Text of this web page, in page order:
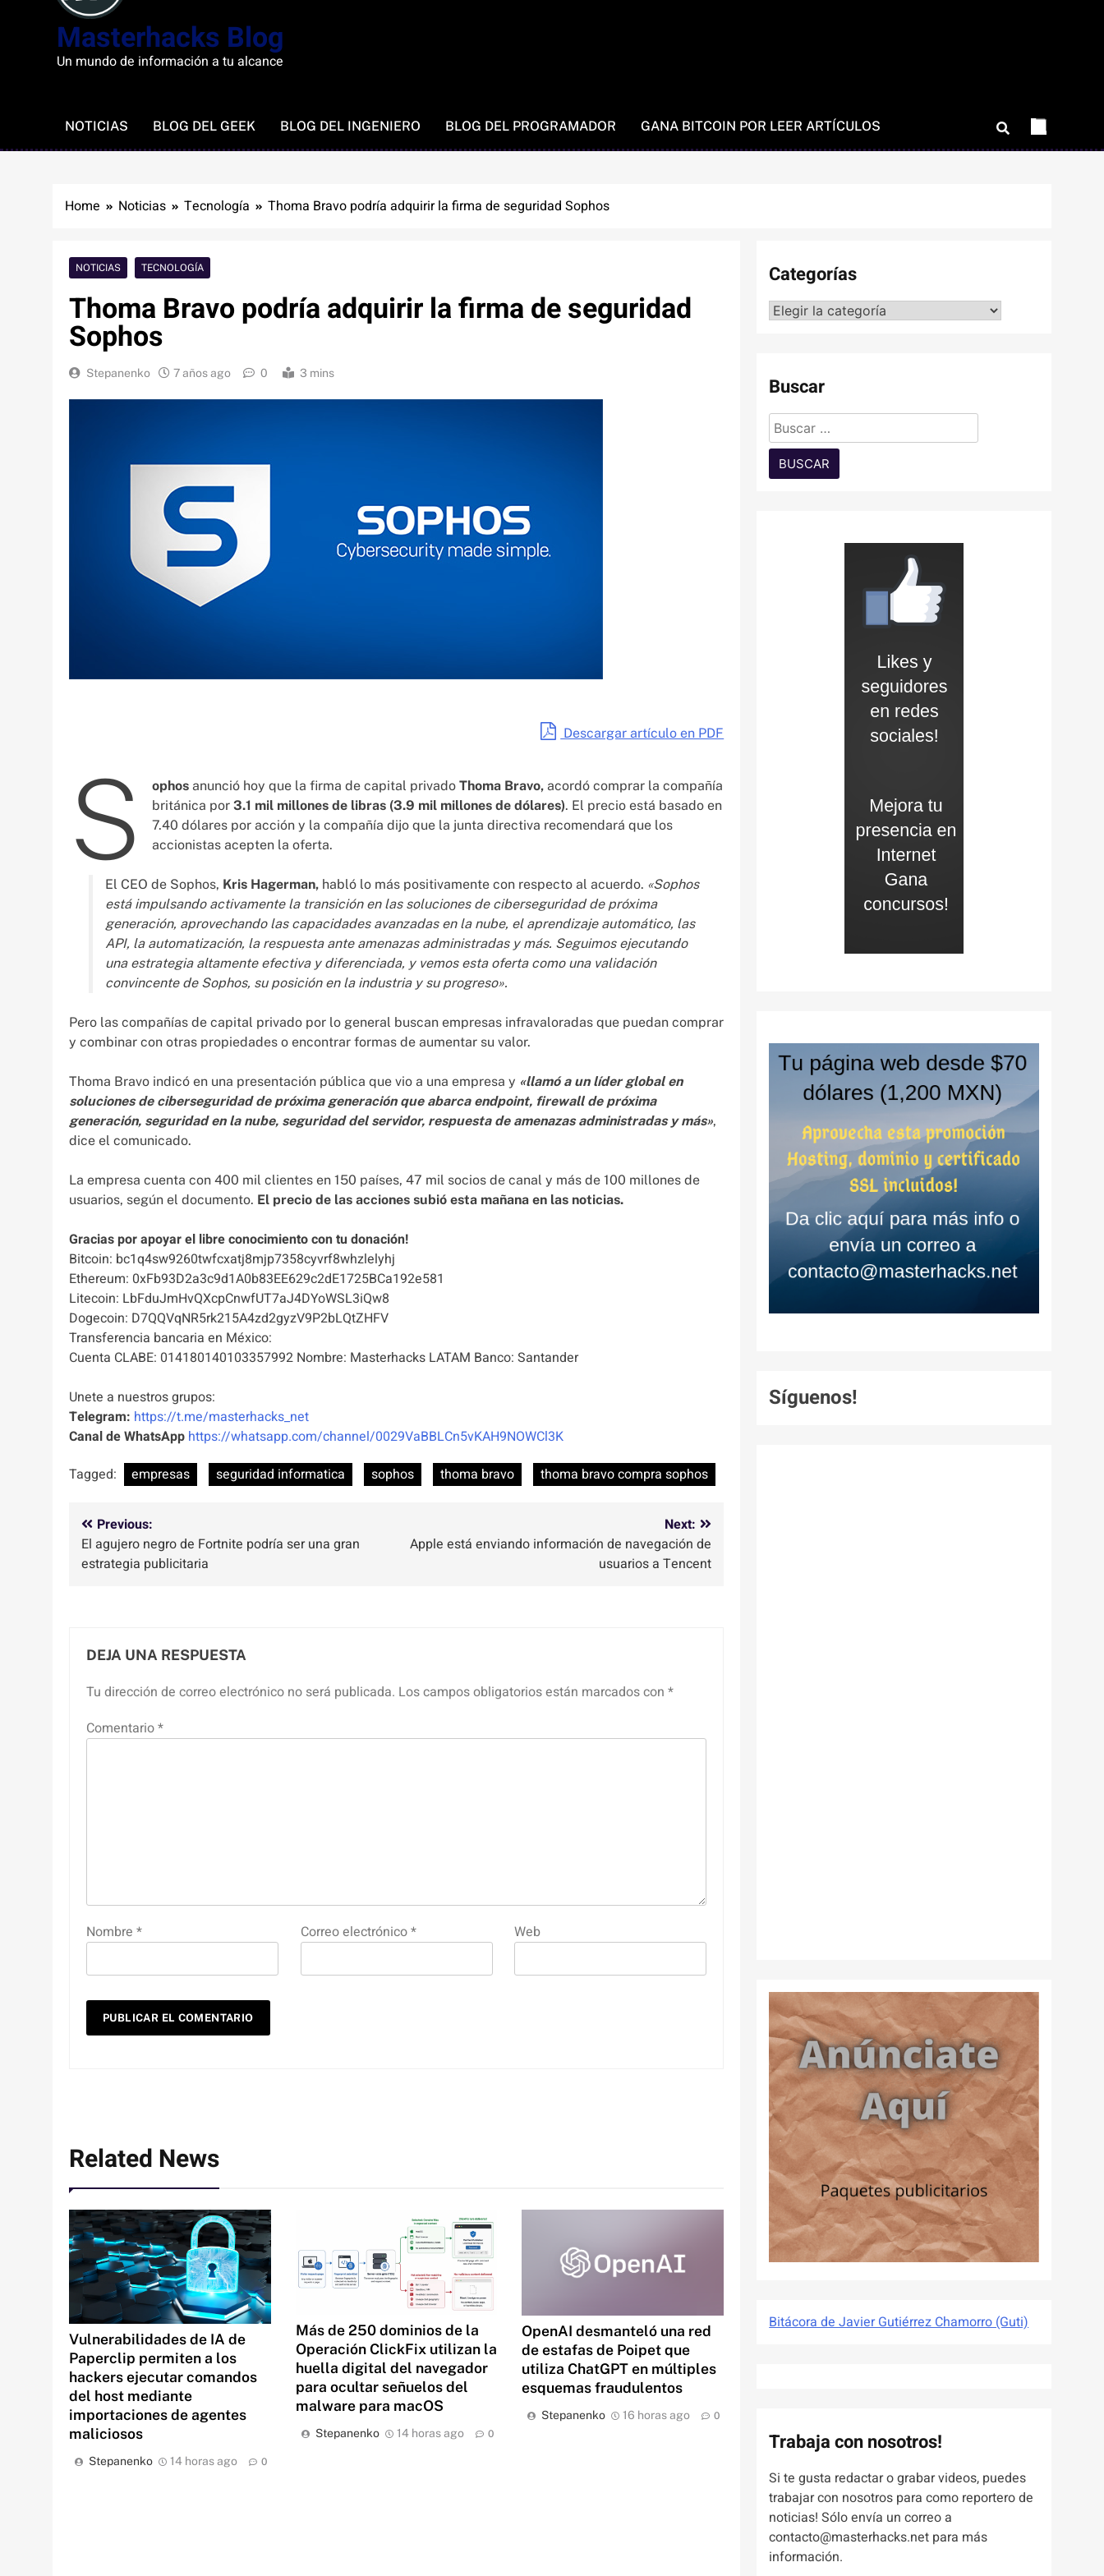
Masterhacks Blog
Un mundo de información a tu alcance
NOTICIAS BLOG DEL GEEK BLOG DEL INGENIERO BLOG DEL PROGRAMADOR GANA BITCOIN POR LEER ARTÍCULOS
Home Noticias Tecnología Thoma Bravo podría adquirir la firma de seguridad Sophos
NOTICIAS TECNOLOGÍA
Thoma Bravo podría adquirir la firma de seguridad
Sophos
Stepanenko 7 años ago 0 3 mins
Descargar artículo en PDF
S ophos anunció hoy que la firma de capital privadoThoma Bravo, acordó comprar la compañía
británica por3.1 mil millones de libras (3.9 mil millones de dólares). El precio está basado en
7.40 dólares por acción y la compañía dijo que la junta directiva recomendará que los
accionistas acepten la oferta.
El CEO de Sophos, Kris Hagerman, habló lo más positivamente con respecto al acuerdo. «Sophos
está impulsando activamente la transición en las soluciones de ciberseguridad de próxima
generación, aprovechando las capacidades avanzadas en la nube, el aprendizaje automático, las
API, la automatización, la respuesta ante amenazas administradas y más. Seguimos ejecutando
una estrategia altamente efectiva y diferenciada, y vemos esta oferta como una validación
convincente de Sophos, su posición en la industria y su progreso».
Pero las compañías de capital privado por lo general buscan empresas infravaloradas que puedan comprar
y combinar con otras propiedades o encontrar formas de aumentar su valor.
Thoma Bravo indicó en una presentación pública que vio a una empresa y «llamó a un líder global en
soluciones de ciberseguridad de próxima generación que abarca endpoint, firewall de próxima
generación, seguridad en la nube, seguridad del servidor, respuesta de amenazas administradas y más»,
dice el comunicado.
La empresa cuenta con 400 mil clientes en 150 países, 47 mil socios de canal y más de 100 millones de
usuarios, según el documento. El precio de las acciones subió esta mañana en las noticias.
Gracias por apoyar el libre conocimiento con tu donación!
Bitcoin: bc1q4sw9260twfcxatj8mjp7358cyvrf8whzlelyhj
Ethereum: 0xFb93D2a3c9d1A0b83EE629c2dE1725BCa192e581
Litecoin: LbFduJmHvQXcpCnwfUT7aJ4DYoWSL3iQw8
Dogecoin: D7QQVqNR5rk215A4zd2gyzV9P2bLQtZHFV
Transferencia bancaria en México:
Cuenta CLABE: 014180140103357992 Nombre: Masterhacks LATAM Banco: Santander
Unete a nuestros grupos:
Telegram: https://t.me/masterhacks_net
Canal de WhatsApp https://whatsapp.com/channel/0029VaBBLCn5vKAH9NOWCl3K
Tagged:
empresas seguridad informatica sophos thoma bravo thoma bravo compra sophos
Navegación
de
Previous:
El agujero negro de Fortnite podría ser una gran
estrategia publicitaria
Next:
Apple está enviando información de navegación de
usuarios a Tencent
DEJA UNA RESPUESTA
Tu dirección de correo electrónico no será publicada. Los campos obligatorios están marcados con *
Comentario*
Nombre * Correo electrónico* Web
Related News
Vulnerabilidades de IA de
Paperclip permiten a los
hackers ejecutar comandos
del host mediante
importaciones de agentes
maliciosos
Stepanenko 14 horas ago 0
Más de 250 dominios de la
Operación ClickFix utilizan la
huella digital del navegador
para ocultar señuelos del
malware para macOS
Stepanenko 14 horas ago 0
OpenAI desmanteló una red
de estafas de Poipet que
utiliza ChatGPT en múltiples
esquemas fraudulentos
Stepanenko 16 horas ago 0
Categorías
Categorías
Buscar
Buscar:
Síguenos!
Bitácora de Javier Gutiérrez Chamorro (Guti)
Trabaja con nosotros!
Si te gusta redactar o grabar videos, puedes
trabajar con nosotros para como reportero de
noticias! Sólo envía un correo a
contacto@masterhacks.net para más
información.